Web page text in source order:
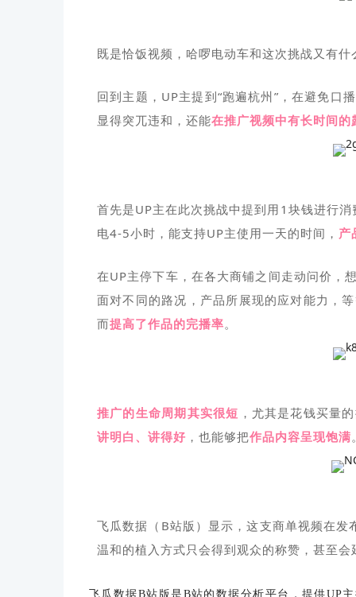
既是恰饭视频，哈啰电动车和这次挑战又有什
回到主题，UP主提到“跑遍杭州”，在避免口
显得突兀违和，还能在推广视频中有长时间
首先是UP主在此次挑战中提到用1块钱进行
电4-5小时，能支持UP主使用一天的时间， 产
在UP主停下车，在各大商铺之间走动问价，
面对不同的路况，产品所展现的应对能力，
而提高了作品的完播率。
推广的生命周期其实很短 ，尤其是花钱买量
讲明白、讲得好 ，也能够把作品内容呈现饱满
飞瓜数据（B站版）显示，这支商单视频在发
温和的植入方式只会得到观众的称赞，甚至
飞瓜数据B站版是B站的数据分析平台，提供UP